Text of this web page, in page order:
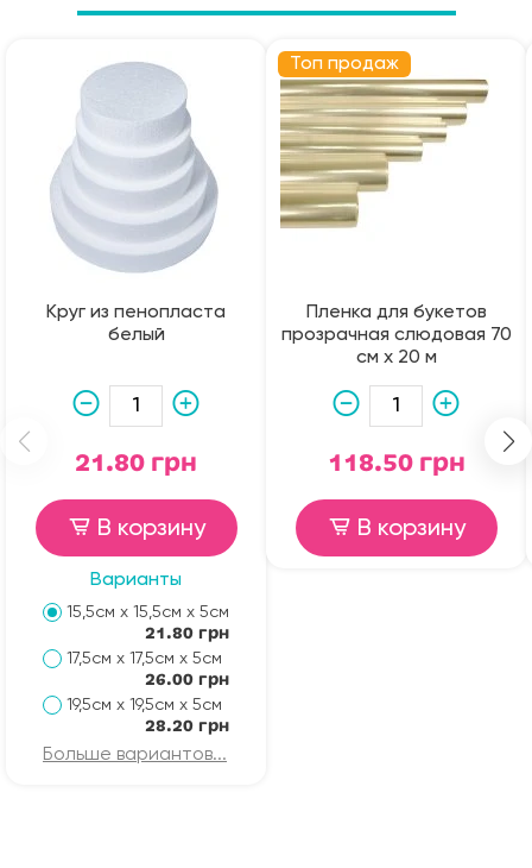
Круг из пенопласта
белый
21.80 грн
В корзину
Варианты
15,5см х 15,5см х 5см
21.80 грн
17,5см х 17,5см х 5см
26.00 грн
19,5см х 19,5см х 5см
28.20 грн
Больше вариантов...
Топ продаж
Пленка для букетов
прозрачная слюдовая 70
см х 20 м
118.50 грн
В корзину